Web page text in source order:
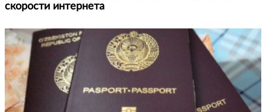
скорости интернета